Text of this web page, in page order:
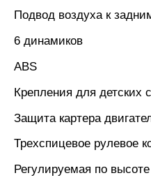
Подвод воздуха к
6 динамиков
ABS
Крепления для детских
Защита картера
Трехспицевое рулевое
Регулируемая по